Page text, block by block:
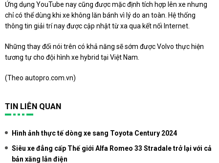
Ứng dụng YouTube nay cũng được mặc định tích hợp lên xe nhưng
chỉ có thể dùng khi xe không lăn bánh vì lý do an toàn. Hệ thống
thông tin giải trí nay được cập nhật từ xa qua kết nối Internet.
Những thay đổi nói trên có khả năng sẽ sớm được Volvo thực hiện
tương tự cho đội hình xe hybrid tại Việt Nam.
(Theo autopro.com.vn)
TIN LIÊN QUAN
Hình ảnh thực tế dòng xe sang Toyota Century 2024
Siêu xe đẳng cấp Thế giới Alfa Romeo 33 Stradale trở lại với cả
bản xăng lẫn điện